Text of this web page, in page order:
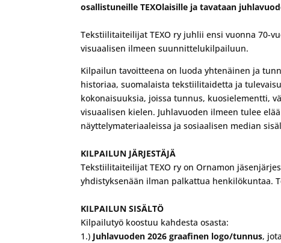
osallistuneille TEXOlaisille ja tavataan
Tekstiilitaiteilijat TEXO ry juhlii ensi vuonna 70-
visuaalisen ilmeen suunnittelukilpailuun.
Kilpailun tavoitteena on luoda yhtenäinen ja
historiaa, suomalaista tekstiilitaidetta ja
kokonaisuuksia, joissa tunnus, kuosielementti,
visuaalisen kielen. Juhlavuoden ilmeen tulee
näyttelymateriaaleissa ja sosiaalisen median
KILPAILUN JÄRJESTÄJÄ
Tekstiilitaiteilijat TEXO ry on Ornamon
yhdistyksenään ilman palkattua henkilökuntaa.
KILPAILUN SISÄLTÖ
Kilpailutyö koostuu kahdesta osasta:
1.) Juhlavuoden 2026 graafinen logo/tunnus,